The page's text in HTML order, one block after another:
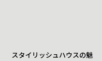
スタイリッシュハウスの魅